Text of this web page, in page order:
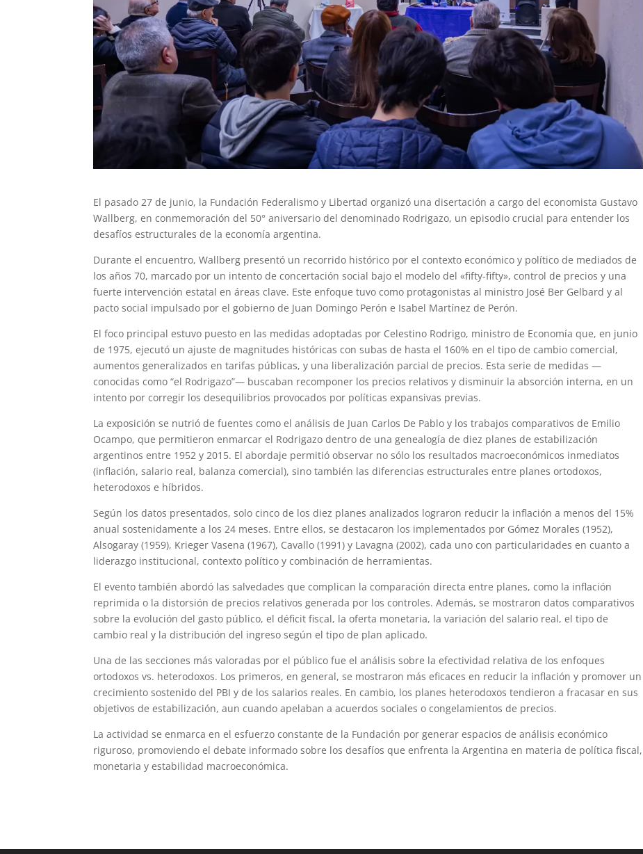
El pasado 27 de junio, la Fundación Federalismo y Libertad organizó una disertación a cargo del economista Gustavo
Wallberg, en conmemoración del 50° aniversario del denominado Rodrigazo, un episodio crucial para entender los
desafíos estructurales de la economía argentina.
Durante el encuentro, Wallberg presentó un recorrido histórico por el contexto económico y político de mediados de
los años 70, marcado por un intento de concertación social bajo el modelo del «fifty-fifty», control de precios y una
fuerte intervención estatal en áreas clave. Este enfoque tuvo como protagonistas al ministro José Ber Gelbard y al
pacto social impulsado por el gobierno de Juan Domingo Perón e Isabel Martínez de Perón.
El foco principal estuvo puesto en las medidas adoptadas por Celestino Rodrigo, ministro de Economía que, en junio
de 1975, ejecutó un ajuste de magnitudes históricas con subas de hasta el 160% en el tipo de cambio comercial,
aumentos generalizados en tarifas públicas, y una liberalización parcial de precios. Esta serie de medidas —
conocidas como “el Rodrigazo”— buscaban recomponer los precios relativos y disminuir la absorción interna, en un
intento por corregir los desequilibrios provocados por políticas expansivas previas.
La exposición se nutrió de fuentes como el análisis de Juan Carlos De Pablo y los trabajos comparativos de Emilio
Ocampo, que permitieron enmarcar el Rodrigazo dentro de una genealogía de diez planes de estabilización
argentinos entre 1952 y 2015. El abordaje permitió observar no sólo los resultados macroeconómicos inmediatos
(inflación, salario real, balanza comercial), sino también las diferencias estructurales entre planes ortodoxos,
heterodoxos e híbridos.
Según los datos presentados, solo cinco de los diez planes analizados lograron reducir la inflación a menos del 15%
anual sostenidamente a los 24 meses. Entre ellos, se destacaron los implementados por Gómez Morales (1952),
Alsogaray (1959), Krieger Vasena (1967), Cavallo (1991) y Lavagna (2002), cada uno con particularidades en cuanto a
liderazgo institucional, contexto político y combinación de herramientas.
El evento también abordó las salvedades que complican la comparación directa entre planes, como la inflación
reprimida o la distorsión de precios relativos generada por los controles. Además, se mostraron datos comparativos
sobre la evolución del gasto público, el déficit fiscal, la oferta monetaria, la variación del salario real, el tipo de
cambio real y la distribución del ingreso según el tipo de plan aplicado.
Una de las secciones más valoradas por el público fue el análisis sobre la efectividad relativa de los enfoques
ortodoxos vs. heterodoxos. Los primeros, en general, se mostraron más eficaces en reducir la inflación y promover un
crecimiento sostenido del PBI y de los salarios reales. En cambio, los planes heterodoxos tendieron a fracasar en sus
objetivos de estabilización, aun cuando apelaban a acuerdos sociales o congelamientos de precios.
La actividad se enmarca en el esfuerzo constante de la Fundación por generar espacios de análisis económico
riguroso, promoviendo el debate informado sobre los desafíos que enfrenta la Argentina en materia de política fiscal,
monetaria y estabilidad macroeconómica.